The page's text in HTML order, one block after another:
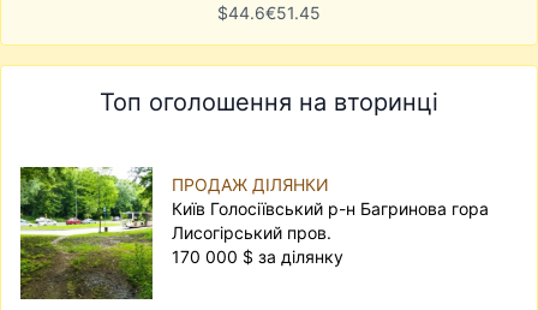
$44.6€51.45
Топ оголошення на вторинці
ПРОДАЖ ДІЛЯНКИ
Київ Голосіївський р-н Багринова гора
Лисогірський пров.
170 000 $ за ділянку